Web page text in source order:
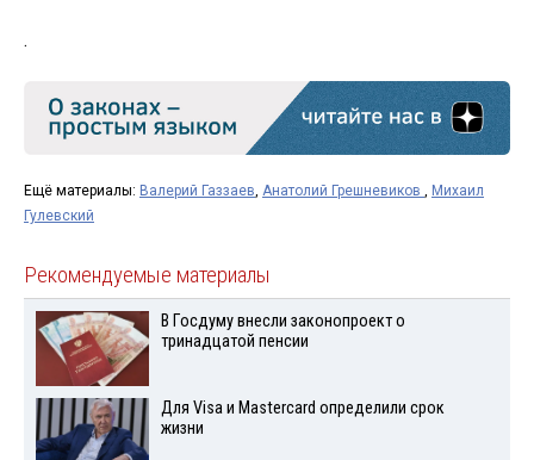
.
Ещё материалы: Валерий Газзаев, Анатолий Грешневиков , Михаил
Гулевский
Рекомендуемые материалы
В Госдуму внесли законопроект о
тринадцатой пенсии
Для Visа и Mastercard определили срок
жизни